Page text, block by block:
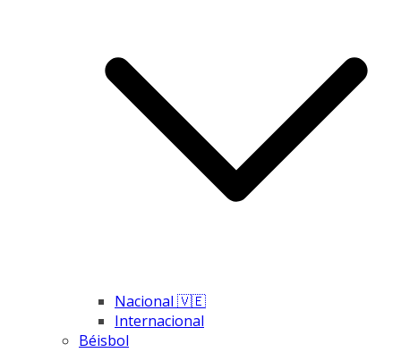
Nacional 🇻🇪
Internacional
Béisbol